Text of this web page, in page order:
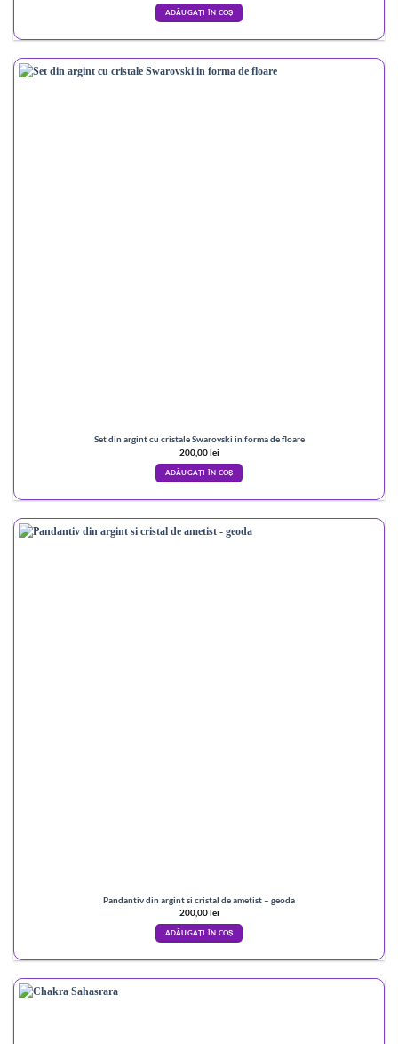
ADĂUGAȚI ÎN COȘ
Set din argint cu cristale Swarovski in forma de floare
200,00lei
ADĂUGAȚI ÎN COȘ
Pandantiv din argint si cristal de ametist – geoda
200,00lei
ADĂUGAȚI ÎN COȘ